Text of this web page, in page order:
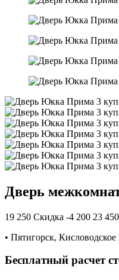
Дверь
19 250 Скидка -4 200 23 450
• Пятигорск,
Бесплатный расчет